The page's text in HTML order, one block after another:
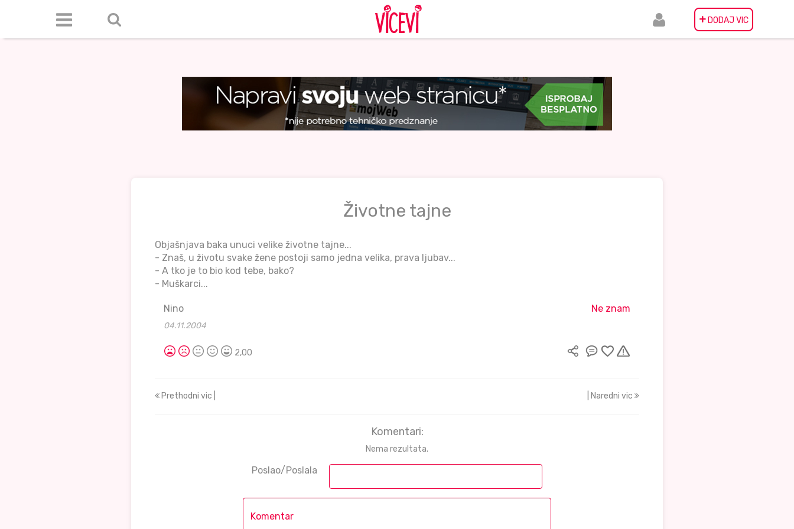
+ DODAJ VIC
Životne tajne
Objašnjava baka unuci velike životne tajne...
- Znaš, u životu svake žene postoji samo jedna velika, prava ljubav...
- A tko je to bio kod tebe, bako?
- Muškarci...
Nino
04.11.2004
Ne znam
2,00
Prethodni vic | | Naredni vic
Komentari:
Nema rezultata.
Poslao/Poslala